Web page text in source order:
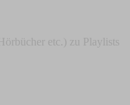
etc.) zu Playlists